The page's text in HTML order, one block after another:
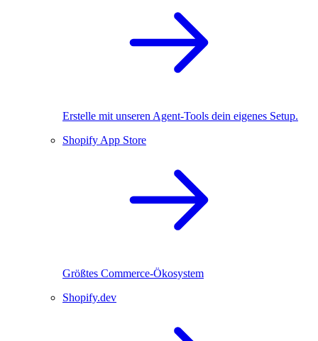
Erstelle mit unseren Agent-Tools dein eigenes Setup.
Shopify App Store
Größtes Commerce-Ökosystem
Shopify.dev